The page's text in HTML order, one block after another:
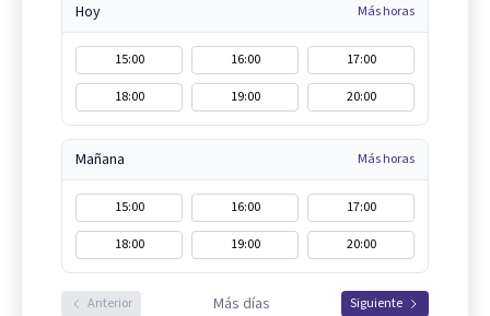
Hoy Más horas
15:00 16:00
17:00
18:00
19:00 20:00
Mañana Más horas
15:00 16:00
17:00
18:00
19:00 20:00
Anterior Más días Siguiente